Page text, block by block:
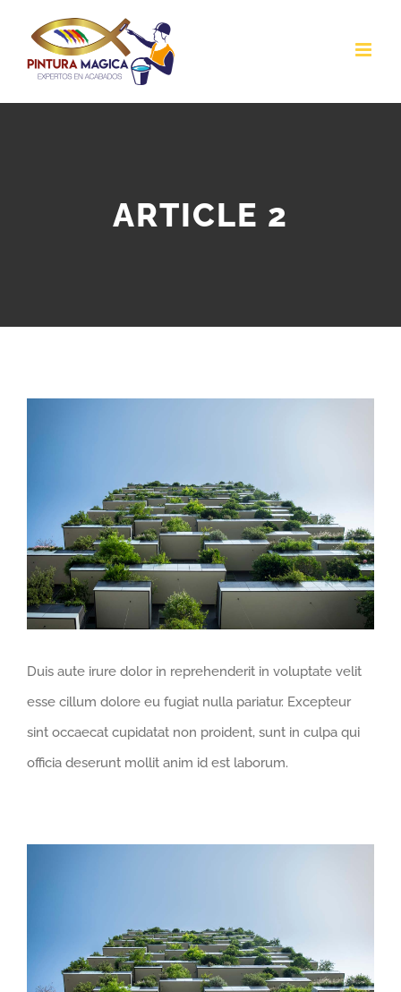
contenu
ARTICLE 2
Duis aute irure dolor in reprehenderit in voluptate velit
esse cillum dolore eu fugiat nulla pariatur. Excepteur
sint occaecat cupidatat non proident, sunt in culpa qui
officia deserunt mollit anim id est laborum.